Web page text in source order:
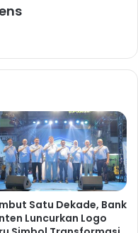
Satu Dekade, Bank
Luncurkan Logo